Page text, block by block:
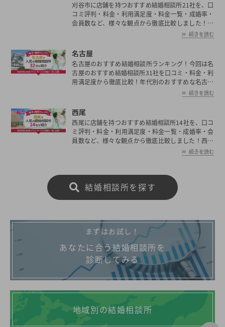
刈谷市に店舗を持つおすすめ結婚相談所21社を、口
コミ評判・料金・利用満足度・料金一覧・成婚率・
会員数など、様々な観点から徹底比較しました！刈
谷市の平均初婚年齢は、男性が30.2歳、女性が28.3
歳と男女共に日本全国の平均初婚年齢と比べ低い。
あなたの年収や職業、ご希望に沿った理想の相手を
刈谷市で見つけたいとお考えの方は是非ご覧くださ
い。
続きを読む
名古屋
名古屋のおすすめ結婚相談所ランキング！今回は名
古屋のおすすめ結婚相談所31社を口コミ・料金・利
用満足度から徹底比較！年代別のおすすめな名古屋
の結婚相談所や選ぶ際の注意点も解説しています。
続きを読む
西尾
西尾に店舗を持つおすすめ結婚相談所14社を、口コ
ミ評判・料金・利用満足度・料金一覧・成婚率・会
員数など、様々な観点から徹底比較しました！西尾
の平均初婚年齢は、男性が30.2歳、女性が28.3歳と
男女共に日本全国の平均初婚年齢と比べ低い。あな
で見つけたいとお考えの方は是非ご覧ください。
続きを読む
結婚相談所を探す
まずはお試し！
あなたに合う結婚相談所を
診断してみる
地域別の結婚相談所